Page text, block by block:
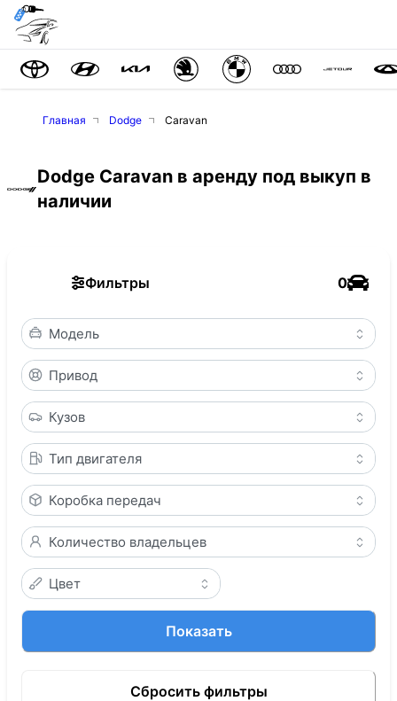
Главная Dodge Caravan
Dodge Caravan в аренду под выкуп в
наличии
Фильтры 0
Модель
Привод
Кузов
Тип двигателя
Коробка передач
Количество владельцев
Цвет
Показать
Сбросить фильтры